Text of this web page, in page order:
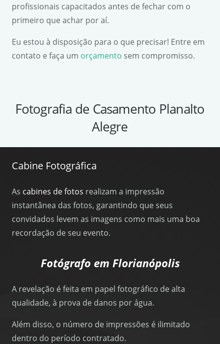
profissionais capacitados antes de fechar com o
primeiro que achar por aí.
Eu estou à disposição para o que precisar! Entre em
contato e faça um orçamento sem compromisso.
Fotografia de Casamento Planalto
Alegre
Cabine Fotográfica
As cabines de fotos realizam a impressão
instantânea das fotos, garantindo que seus
convidados levem as imagens como mais uma boa
recordação de seu evento.
Fotógrafo em Florianópolis
A revelação é feita em papel fotográfico de alta
qualidade, à prova de danos por água.
Além disso, o número de impressões é ilimitado
dentro do período contratado.